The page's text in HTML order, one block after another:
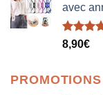
avec
Note5.00
8,90€
PROMOTIONS